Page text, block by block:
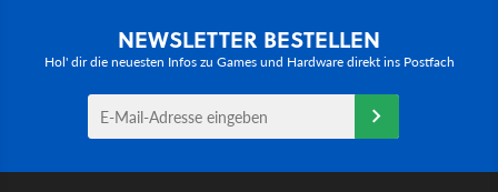
NEWSLETTER BESTELLEN
Hol' dir die neuesten Infos zu Games und Hardware direkt ins Postfach